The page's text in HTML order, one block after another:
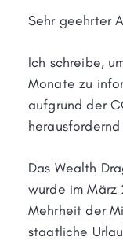
Sehr geehrter
Ich schreibe,
Monate zu
aufgrund der
Das Wealth
wurde im März
Mehrheit der
staatliche